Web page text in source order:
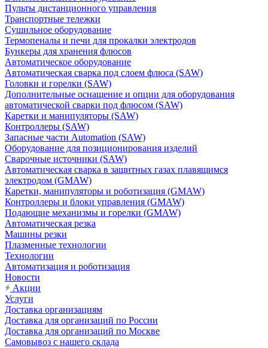
Пульты дистанционного управления
Транспортные тележки
Сушильное оборудование
Термопеналы и печи для прокалки электродов
Бункеры для хранения флюсов
Автоматическое оборудование
Автоматическая сварка под слоем флюса (SAW)
Головки и горелки (SAW)
Дополнительные оснащение и опции для оборудования
автоматической сварки под флюсом (SAW)
Каретки и манипуляторы (SAW)
Контроллеры (SAW)
Запасные части Automation (SAW)
Оборудование для позиционирования изделий
Сварочные источники (SAW)
Автоматическая сварка в защитных газах плавящимся
электродом (GMAW)
Каретки, манипуляторы и роботизация (GMAW)
Контроллеры и блоки управления (GMAW)
Подающие механизмы и горелки (GMAW)
Автоматическая резка
Машины резки
Плазменные технологии
Технологии
Автоматизация и роботизация
Новости
Акции
Услуги
Доставка организациям
Доставка для организаций по России
Доставка для организаций по Москве
Самовывоз с нашего склада